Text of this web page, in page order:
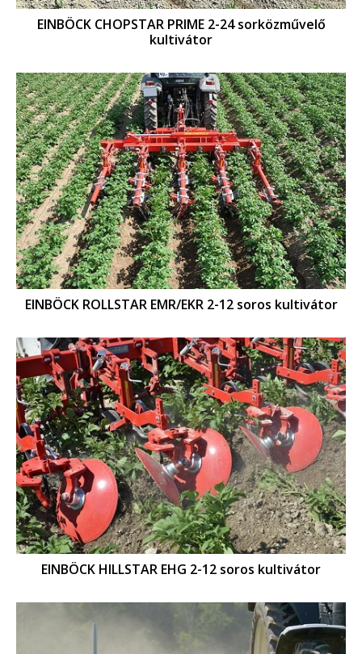
EINBÖCK CHOPSTAR PRIME 2-24 sorközművelő
kultivátor
EINBÖCK ROLLSTAR EMR/EKR 2-12 soros kultivátor
EINBÖCK HILLSTAR EHG 2-12 soros kultivátor